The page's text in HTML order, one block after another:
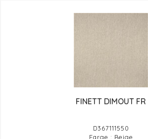
FINETT DIMOUT FR
D367111550
Farge : Beige